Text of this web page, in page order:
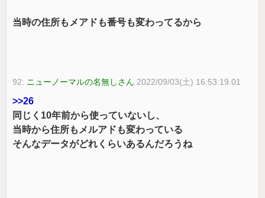
当時の住所もメアドも番号も変わってるから
92: ニューノーマルの名無しさん 2022/09/03(土) 16:53:19.01
>>26
同じく10年前から使っていないし、
当時から住所もメルアドも変わっている
そんなデータがどれくらいあるんだろうね